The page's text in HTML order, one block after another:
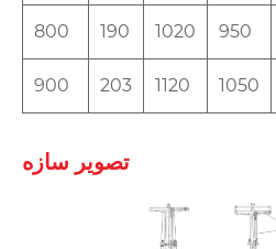
800 190 1020 950
900 203 1120 1050
تصویر سازه